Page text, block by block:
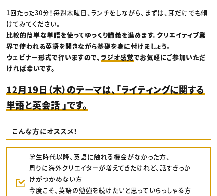
1回たった30分！毎週木曜日、ランチをしながら、まずは、耳だけでも傾
けてみてください。
比較的簡単な単語を使ってゆっくり講義を進めます。クリエイティブ業
界で使われる英語を聞きながら基礎を身に付けましょう。
ウェビナー形式で行いますので、ラジオ感覚でお気軽にご参加いただ
ければ幸いです。
12月19日（木）のテーマは、「ライティングに関する
単語と英会話 」です。
こんな方にオススメ！
学生時代以降、英語に触れる機会がなかった方、
周りに海外クリエイターが増えてきたけれど、話すきっか
けがつかめない方
今度こそ、英語の勉強を続けたいと思っていらっしゃる方